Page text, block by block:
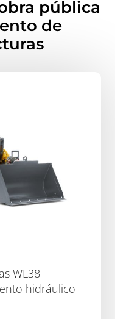
pública
de
WL38
hidráulico